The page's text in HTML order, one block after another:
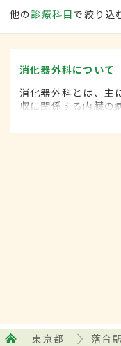
他の 診療科目で絞り込
消化器外科について
消化器外科とは、主
収に関係する内臓の
域です。平成20年4
れていました。
東京都 落合駅